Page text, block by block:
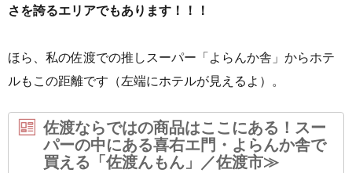
さを誇るエリアでもあります！！！
ほら、私の佐渡での推しスーパー「よらんか舎」からホテ
ルもこの距離です（左端にホテルが見えるよ）。
佐渡ならではの商品はここにある！スー
パーの中にある喜右エ門・よらんか舎で
買える「佐渡んもん」／佐渡市≫